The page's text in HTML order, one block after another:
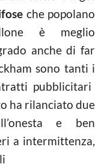
che popolano
è meglio
anche di far
sono tanti i
pubblicitari
ha rilanciato due
e ben
a intermittenza,